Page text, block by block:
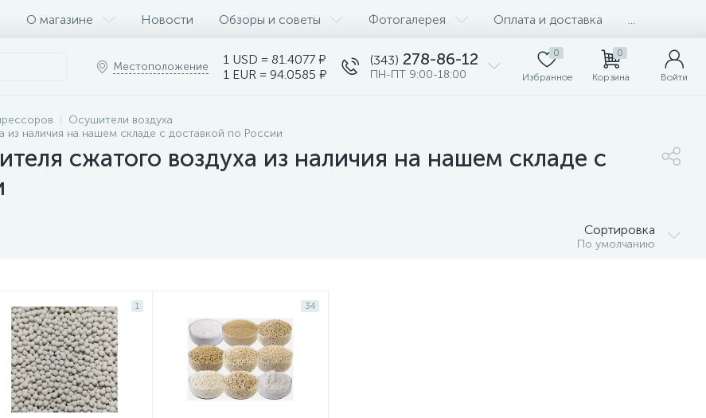
О магазине Новости Обзоры и советы Фотогалерея Оплата и доставка
Местоположение
1 USD = 81.4077 ₽
1 EUR = 94.0585 ₽
(343) 278-86-12
ПН-ПТ 9:00-18:00
0
Избранное
0
Корзина Войти
Осушители воздуха
наличия на нашем складе с доставкой по России
сжатого воздуха из наличия на нашем складе с
Сортировка
По умолчанию
1 34